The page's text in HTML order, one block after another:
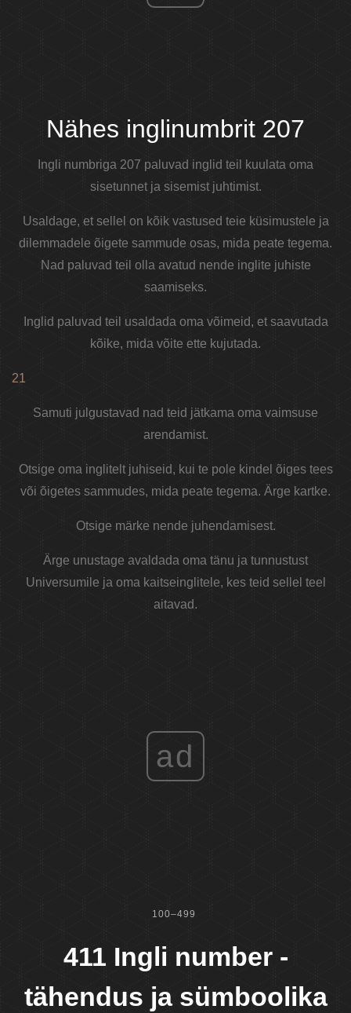
Nähes inglinumbrit 207
Ingli numbriga 207 paluvad inglid teil kuulata oma
sisetunnet ja sisemist juhtimist.
Usaldage, et sellel on kõik vastused teie küsimustele ja
dilemmadele õigete sammude osas, mida peate tegema.
Nad paluvad teil olla avatud nende inglite juhiste
saamiseks.
Inglid paluvad teil usaldada oma võimeid, et saavutada
kõike, mida võite ette kujutada.
21
Samuti julgustavad nad teid jätkama oma vaimsuse
arendamist.
Otsige oma inglitelt juhiseid, kui te pole kindel õiges tees
või õigetes sammudes, mida peate tegema. Ärge kartke.
Otsige märke nende juhendamisest.
Ärge unustage avaldada oma tänu ja tunnustust
Universumile ja oma kaitseinglitele, kes teid sellel teel
aitavad.
ad
100–499
411 Ingli number -
tähendus ja sümboolika